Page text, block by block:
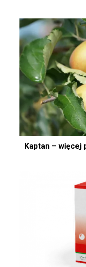
Kaptan – więcej